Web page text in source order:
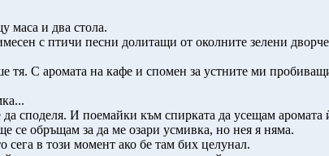
маса и два стола.
с птичи песни долитащи от околните зелени
тя. С аромата на кафе и спомен за устните ми
да споделя. И поемайки към спирката да усещам аромата
се обръщам за да ме озари усмивка, но нея я няма.
сега в този момент ако бе там бих целунал.